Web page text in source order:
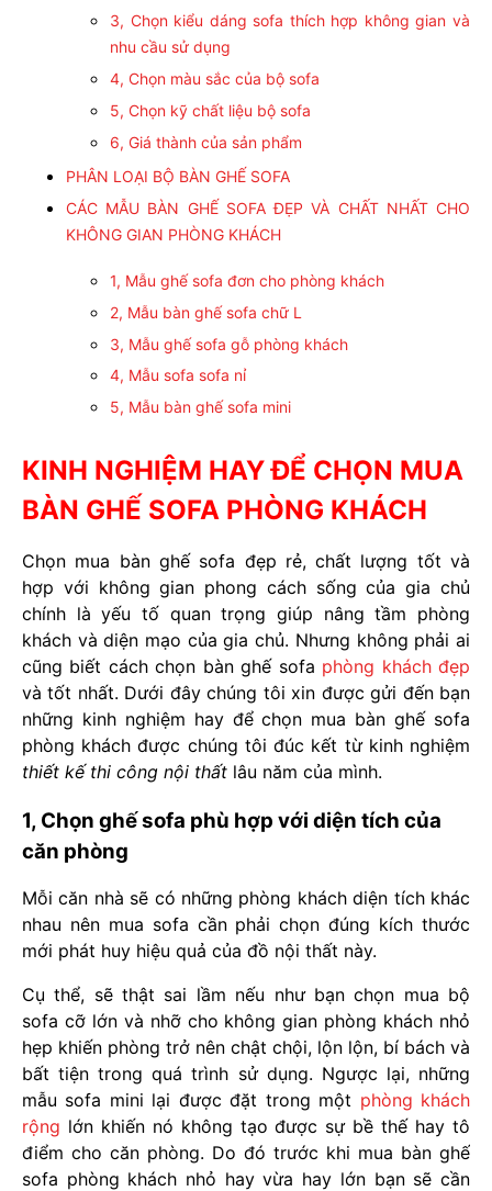
3, Chọn kiểu dáng sofa thích hợp không gian và
nhu cầu sử dụng
4, Chọn màu sắc của bộ sofa
5, Chọn kỹ chất liệu bộ sofa
6, Giá thành của sản phẩm
PHÂN LOẠI BỘ BÀN GHẾ SOFA
CÁC MẪU BÀN GHẾ SOFA ĐẸP VÀ CHẤT NHẤT CHO
KHÔNG GIAN PHÒNG KHÁCH
1, Mẫu ghế sofa đơn cho phòng khách
2, Mẫu bàn ghế sofa chữ L
3, Mẫu ghế sofa gỗ phòng khách
4, Mẫu sofa sofa nỉ
5, Mẫu bàn ghế sofa mini
KINH NGHIỆM HAY ĐỂ CHỌN MUA
BÀN GHẾ SOFA PHÒNG KHÁCH
Chọn mua bàn ghế sofa đẹp rẻ, chất lượng tốt và
hợp với không gian phong cách sống của gia chủ
chính là yếu tố quan trọng giúp nâng tầm phòng
khách và diện mạo của gia chủ. Nhưng không phải ai
cũng biết cách chọn bàn ghế sofa phòng khách đẹp
và tốt nhất. Dưới đây chúng tôi xin được gửi đến bạn
những kinh nghiệm hay để chọn mua bàn ghế sofa
phòng khách được chúng tôi đúc kết từ kinh nghiệm
thiết kế thi công nội thất lâu năm của mình.
1, Chọn ghế sofa phù hợp với diện tích của
căn phòng
Mỗi căn nhà sẽ có những phòng khách diện tích khác
nhau nên mua sofa cần phải chọn đúng kích thước
mới phát huy hiệu quả của đồ nội thất này.
Cụ thể, sẽ thật sai lầm nếu như bạn chọn mua bộ
sofa cỡ lớn và nhỡ cho không gian phòng khách nhỏ
hẹp khiến phòng trở nên chật chội, lộn lộn, bí bách và
bất tiện trong quá trình sử dụng. Ngược lại, những
mẫu sofa mini lại được đặt trong một phòng khách
rộng lớn khiến nó không tạo được sự bề thế hay tô
điểm cho căn phòng. Do đó trước khi mua bàn ghế
sofa phòng khách nhỏ hay vừa hay lớn bạn sẽ cần